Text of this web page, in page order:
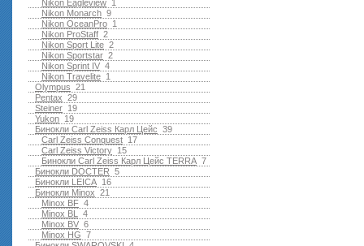
1
Nikon Eagleview
9
Nikon Monarch
1
Nikon OceanPro
2
Nikon ProStaff
2
Nikon Sport Lite
2
Nikon Sportstar
4
Nikon Sprint IV
1
Nikon Travelite
21
Olympus
29
Pentax
19
Steiner
19
Yukon
39
Бинокли Carl Zeiss Карл Цейс
17
Carl Zeiss Conquest
15
Carl Zeiss Victory
7
Бинокли Carl Zeiss Карл Цейс TERRA
5
Бинокли DOCTER
16
Бинокли LEICA
21
Бинокли Minox
4
Minox BF
4
Minox BL
6
Minox BV
7
Minox HG